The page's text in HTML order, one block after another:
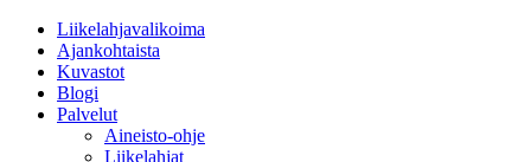
Liikelahjavalikoima
Ajankohtaista
Kuvastot
Blogi
Palvelut
Aineisto-ohje
Liikelahjat